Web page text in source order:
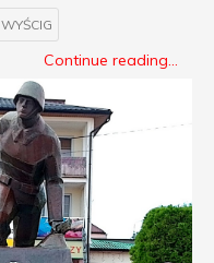
WYŚCIG
Continue reading...